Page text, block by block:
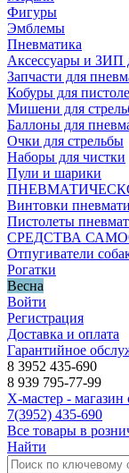
Фигуры
Эмблемы
Пневматика
Аксессуары и ЗИП
Запчасти для
Кобуры для
Мишени для
Баллоны для
Очки для стрельбы
Наборы для чистки
Пули и шарики
Винтовки
Пистолеты
СРЕДСТВА
Отпугиватели
Рогатки
Весна
Войти
Регистрация
Доставка и оплата
Гарантийное
8 3952 435-690
8 939 795-77-99
Х-мастер - магазин
7(3952) 435-690
Все товары в
Найти